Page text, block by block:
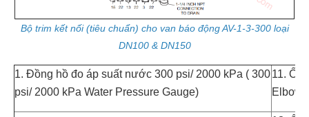
Bộ trim kết nối (tiêu chuẩn) cho van báo động AV-1-3-300 loại
DN100 & DN150
1. Đồng hồ đo áp suất nước 300 psi/ 2000 kPa ( 300
psi/ 2000 kPa Water Pressure Gauge)
11.
Elbow)